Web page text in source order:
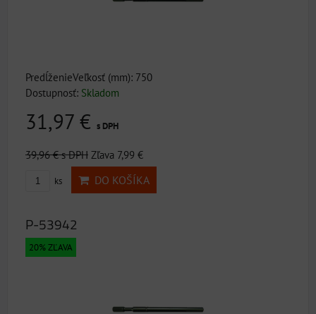
PredĺženieVeľkosť (mm): 750
Dostupnosť: Skladom
31,97 € s DPH
39,96 €s DPH Zľava 7,99 €
ks DO KOŠÍKA
P-53942
20% ZĽAVA